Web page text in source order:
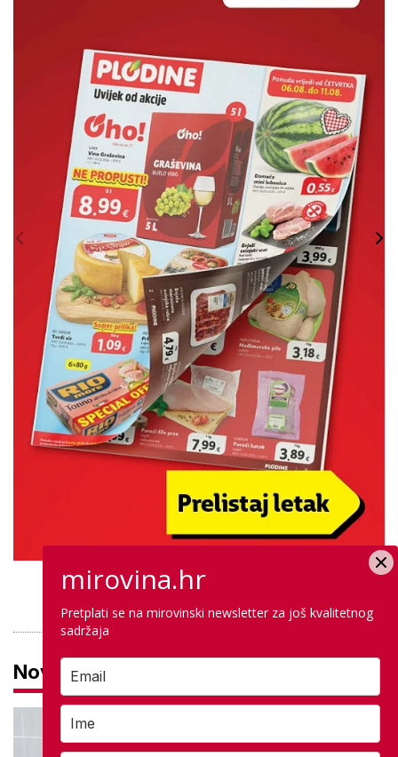
PROVJERITE PONUDU
Novosti
mirovina.hr
Pretplati se na mirovinski newsletter za još kvalitetnog
sadržaja